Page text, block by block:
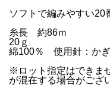
ソフトで編みやすい20
糸長 約86ｍ
20ｇ
綿100％ 使用針：か
※ロット指定はできま
が混在する場合がござ